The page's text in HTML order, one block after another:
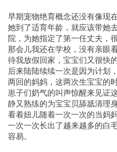
早期宠物绝育概念还没有像现
她到了适育年龄，就应该带她
院，为她指定了第一任丈夫，
那会儿我还在学校，没有亲眼
待我放假回家，宝宝们又很快
后来陆陆续续一次是因为计划
两回的妈妈，这两次生宝宝的
崽子们奶气的叫声惊醒来见证
静又熟练的为宝宝贝舔舐清理
看着妞儿随着一次一次的当妈
一次一次长出了越来越多的白
容易。